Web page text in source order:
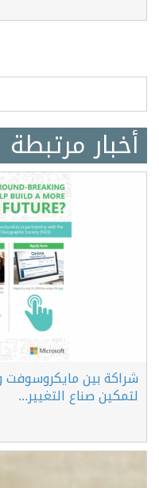
Search form
أخبار مرتبطة
شراكة بين مايكروسوفت
لتمكين صناع التغيير...